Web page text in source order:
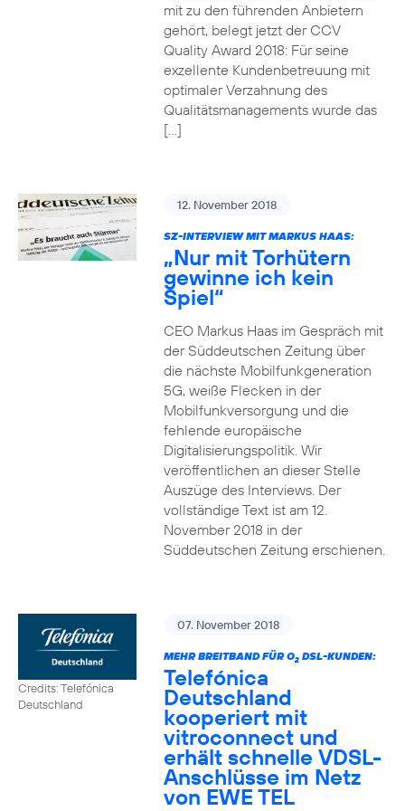
mit zu den führenden Anbietern
gehört, belegt jetzt der CCV
Quality Award 2018: Für seine
exzellente Kundenbetreuung mit
optimaler Verzahnung des
Qualitätsmanagements wurde das
[…]
12. November 2018
SZ-INTERVIEW MIT MARKUS HAAS:
„Nur mit Torhütern
gewinne ich kein
Spiel“
CEO Markus Haas im Gespräch mit
der Süddeutschen Zeitung über
die nächste Mobilfunkgeneration
5G, weiße Flecken in der
Mobilfunkversorgung und die
fehlende europäische
Digitalisierungspolitik. Wir
veröffentlichen an dieser Stelle
Auszüge des Interviews. Der
vollständige Text ist am 12.
November 2018 in der
Süddeutschen Zeitung erschienen.
Credits: Telefónica
Deutschland
07. November 2018
MEHR BREITBAND FÜR O2DSL-KUNDEN:
Telefónica
Deutschland
kooperiert mit
vitroconnect und
erhält schnelle VDSL-
Anschlüsse im Netz
von EWE TEL